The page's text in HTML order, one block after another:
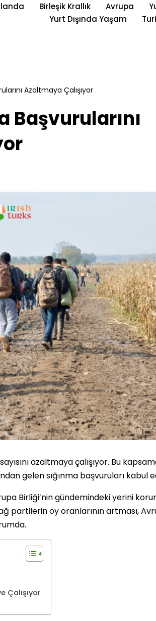
Birleşik Krallık Avrupa
Yurt Dışında Yaşam
Azaltmaya Çalışıyor
azaltmaya çalışıyor. Bu
gelen sığınma başvuruları kabul
Birliği’nin gündemindeki yerini
partilerin oy oranlarının artması,
Çalışıyor
UCD Turkish
Faaliyetlerine
Yasir Baba 24
İrlanda